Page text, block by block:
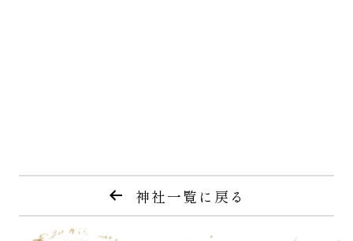
神社一覧に戻る